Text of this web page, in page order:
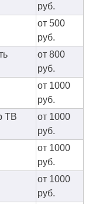
руб.
от 500
руб.
от 800
руб.
от 1000
руб.
ТВ
от 1000
руб.
от 1000
руб.
от 1000
руб.